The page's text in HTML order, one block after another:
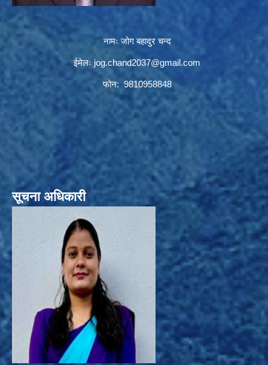
नामः जोग बहादुर चन्द
ईमेलः jog.chand2037@gmail.com
फोन: 9810958848
सूचना अधिकारी